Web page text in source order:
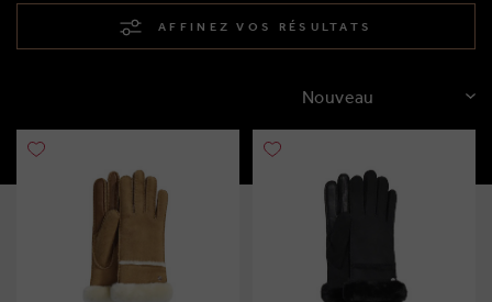
AFFINEZ VOS RÉSULTATS
TRIER